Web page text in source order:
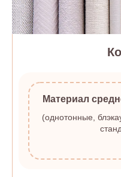
Материал
(однотонные,